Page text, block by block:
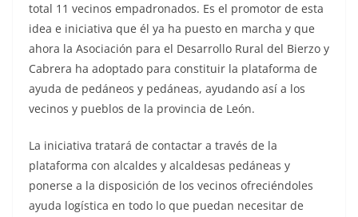
total 11 vecinos empadronados. Es el promotor de esta
idea e iniciativa que él ya ha puesto en marcha y que
ahora la Asociación para el Desarrollo Rural del Bierzo y
Cabrera ha adoptado para constituir la plataforma de
ayuda de pedáneos y pedáneas, ayudando así a los
vecinos y pueblos de la provincia de León.
La iniciativa tratará de contactar a través de la
plataforma con alcaldes y alcaldesas pedáneas y
ponerse a la disposición de los vecinos ofreciéndoles
ayuda logística en todo lo que puedan necesitar de